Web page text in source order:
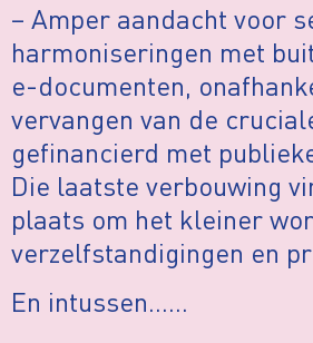
– Amper aandacht voor
harmoniseringen met
e-documenten,
vervangen van de
gefinancierd met
Die laatste verbouwing
plaats om het kleiner
verzelfstandigingen en
En intussen……